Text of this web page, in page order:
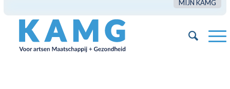
MIJN KAMG